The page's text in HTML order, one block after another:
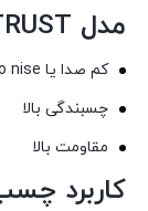
مدل TRUST عرض ۵ سانتیمتر
کم صدا یا no nise
چسبندگی بالا
مقاومت بالا
کاربرد